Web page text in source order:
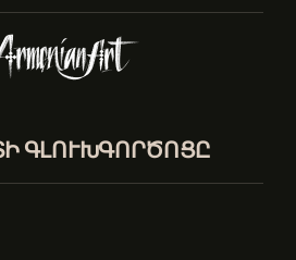
ԳԼՈՒԽԳՈՐԾՈՑԸ